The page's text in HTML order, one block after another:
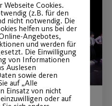
Cookies.
(z.B. für den
nicht notwendig. Die
helfen uns bei der
Angebotes,
und werden für
Die Einwilligung
von Informationen
Auslesen
sowie deren
auf „Alle
Einsatz von nicht
oder auf